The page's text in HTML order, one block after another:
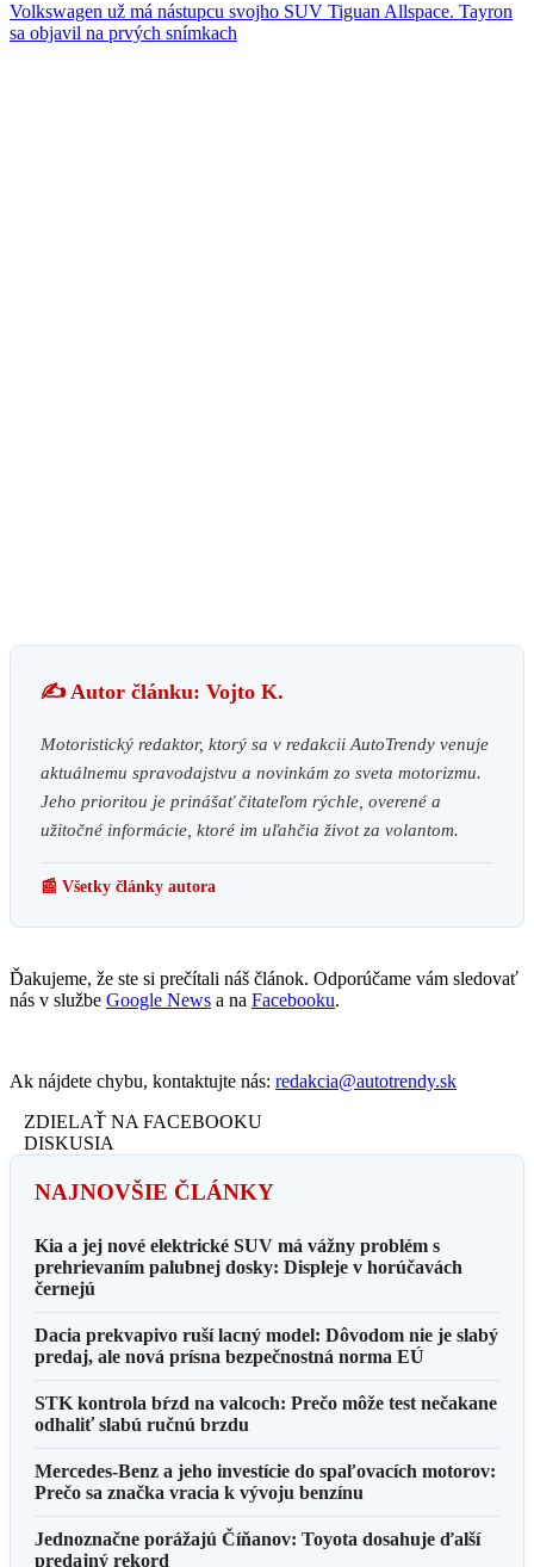
Volkswagen už má nástupcu svojho SUV Tiguan Allspace. Tayron
sa objavil na prvých snímkach
✍️ Autor článku: Vojto K.
Motoristický redaktor, ktorý sa v redakcii AutoTrendy venuje
aktuálnemu spravodajstvu a novinkám zo sveta motorizmu.
Jeho prioritou je prinášať čitateľom rýchle, overené a
užitočné informácie, ktoré im uľahčia život za volantom.
📰 Všetky články autora
Ďakujeme, že ste si prečítali náš článok. Odporúčame vám sledovať
nás v službe Google News a na Facebooku.
Ak nájdete chybu, kontaktujte nás: redakcia@autotrendy.sk
ZDIELAŤ NA FACEBOOKU
DISKUSIA
NAJNOVŠIE ČLÁNKY
Kia a jej nové elektrické SUV má vážny problém s
prehrievaním palubnej dosky: Displeje v horúčavách
černejú
Dacia prekvapivo ruší lacný model: Dôvodom nie je slabý
predaj, ale nová prísna bezpečnostná norma EÚ
STK kontrola bŕzd na valcoch: Prečo môže test nečakane
odhaliť slabú ručnú brzdu
Mercedes-Benz a jeho investície do spaľovacích motorov:
Prečo sa značka vracia k vývoju benzínu
Jednoznačne porážajú Číňanov: Toyota dosahuje ďalší
predajný rekord